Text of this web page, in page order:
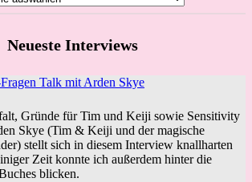
Neueste Interviews
Talk mit Arden Skye
Gründe für Tim und Keiji sowie Sensitivity
Skye (Tim & Keiji und der magische
stellt sich in diesem Interview knallharten
Zeit konnte ich außerdem hinter die
blicken.